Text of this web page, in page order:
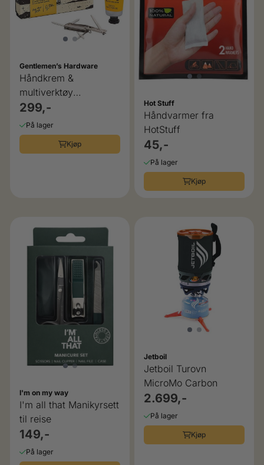
Gentlemen’s Hardware
Håndkrem &
multiverktøy
manikyrsett
Gentleman`s
Hardware
299,-
På lager
Kjøp
Hot Stuff
Håndvarmer fra
HotStuff
45,-
På lager
Kjøp
I'm on my way
I'm all that Manikyrsett
til reise
149,-
På lager
Jetboil
Jetboil Turovn
MicroMo Carbon
2.699,-
På lager
Kjøp